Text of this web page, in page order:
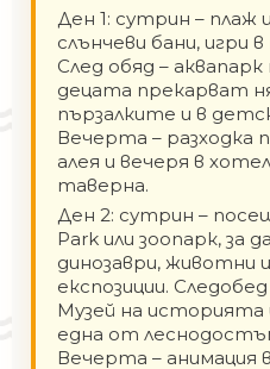
Ден 1: сутрин – плаж
слънчеви бани, игри
След обяд –
децата прекарват
пързалките и в
Вечерта – разходка
алея и вечеря в
таверна.
Ден 2: сутрин –
Park или зоопарк, за
динозаври, животни
експозиции.
Музей на историята
една от
Вечерта – анимация